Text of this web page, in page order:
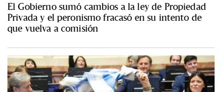
El Gobierno sumó cambios a la ley de Propiedad
Privada y el peronismo fracasó en su intento de
que vuelva a comisión